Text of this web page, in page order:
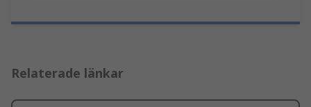
Relaterade länkar